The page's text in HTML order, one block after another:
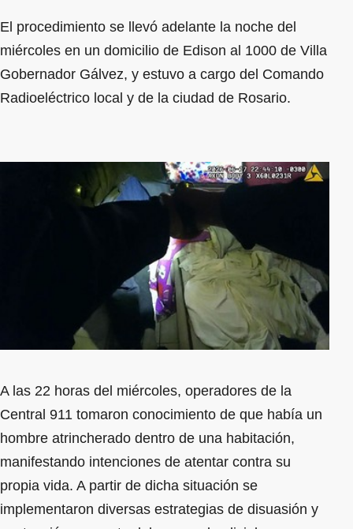
El procedimiento se llevó adelante la noche del
miércoles en un domicilio de Edison al 1000 de Villa
Gobernador Gálvez, y estuvo a cargo del Comando
Radioeléctrico local y de la ciudad de Rosario.
A las 22 horas del miércoles, operadores de la
Central 911 tomaron conocimiento de que había un
hombre atrincherado dentro de una habitación,
manifestando intenciones de atentar contra su
propia vida. A partir de dicha situación se
implementaron diversas estrategias de disuasión y